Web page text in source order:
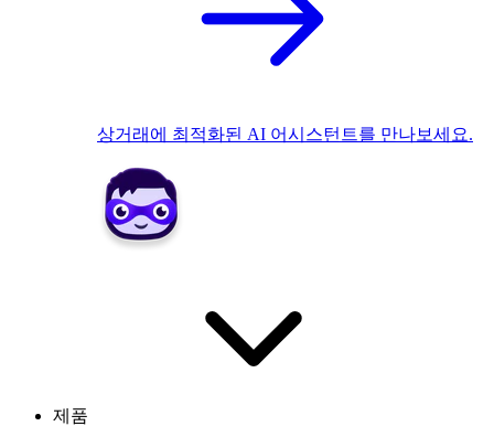
상거래에 최적화된 AI 어시스턴트를 만나보세요.
제품